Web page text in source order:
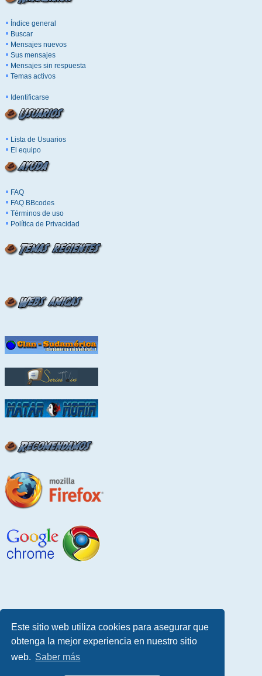
Este sitio web utiliza cookies para asegurar que
obtenga la mejor experiencia en nuestro sitio
web. Saber más
Índice general
Buscar
Mensajes nuevos
Sus mensajes
Mensajes sin respuesta
Temas activos
Identificarse
Lista de Usuarios
El equipo
FAQ
FAQ BBcodes
Términos de uso
Política de Privacidad